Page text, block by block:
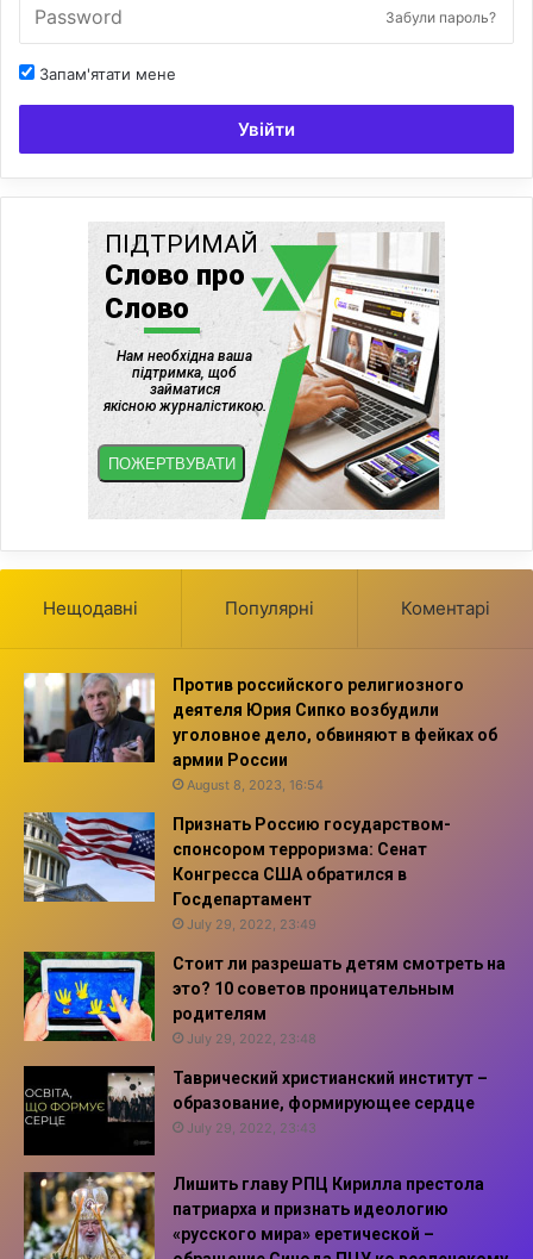
Забули пароль?
Запам'ятати мене
Увійти
Нещодавні Популярні Коментарі
Против российского религиозного
деятеля Юрия Сипко возбудили
уголовное дело, обвиняют в фейках об
армии России
August 8, 2023, 16:54
Признать Россию государством-
спонсором терроризма: Сенат
Конгресса США обратился в
Госдепартамент
July 29, 2022, 23:49
Стоит ли разрешать детям смотреть на
это? 10 советов проницательным
родителям
July 29, 2022, 23:48
Таврический христианский институт –
образование, формирующее сердце
July 29, 2022, 23:43
Лишить главу РПЦ Кирилла престола
патриарха и признать идеологию
«русского мира» еретической –